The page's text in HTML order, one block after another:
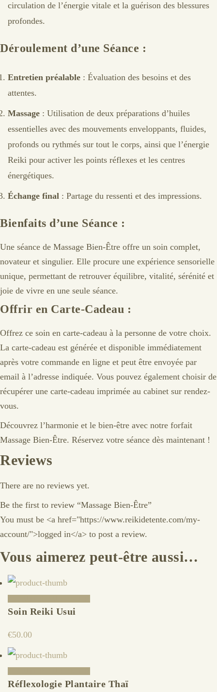
circulation de l’énergie vitale et la guérison des blessures
profondes.
Déroulement d’une Séance :
Entretien préalable : Évaluation des besoins et des
attentes.
Massage : Utilisation de deux préparations d’huiles
essentielles avec des mouvements enveloppants, fluides,
profonds ou rythmés sur tout le corps, ainsi que l’énergie
Reiki pour activer les points réflexes et les centres
énergétiques.
Échange final : Partage du ressenti et des impressions.
Bienfaits d’une Séance :
Une séance de Massage Bien-Être offre un soin complet,
novateur et singulier. Elle procure une expérience sensorielle
unique, permettant de retrouver équilibre, vitalité, sérénité et
joie de vivre en une seule séance.
Offrir en Carte-Cadeau :
Offrez ce soin en carte-cadeau à la personne de votre choix.
La carte-cadeau est générée et disponible immédiatement
après votre commande en ligne et peut être envoyée par
email à l’adresse indiquée. Vous pouvez également choisir de
récupérer une carte-cadeau imprimée au cabinet sur rendez-
vous.
Découvrez l’harmonie et le bien-être avec notre forfait
Massage Bien-Être. Réservez votre séance dès maintenant !
Reviews
There are no reviews yet.
Be the first to review “Massage Bien-Être”
You must be <a href="https://www.reikidetente.com/my-
account/">logged in</a> to post a review.
Vous aimerez peut-être aussi…
Soin Reiki Usui
€50.00
Réflexologie Plantaire Thaï